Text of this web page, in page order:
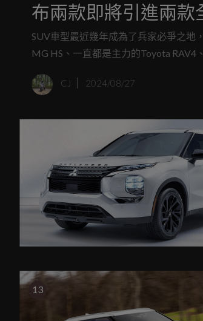
布兩款即將引進兩款
SUV車型最近幾年成為了兵家必爭之地
MG HS、一直都是主力的Toyota
CJ 2024/08/27
13